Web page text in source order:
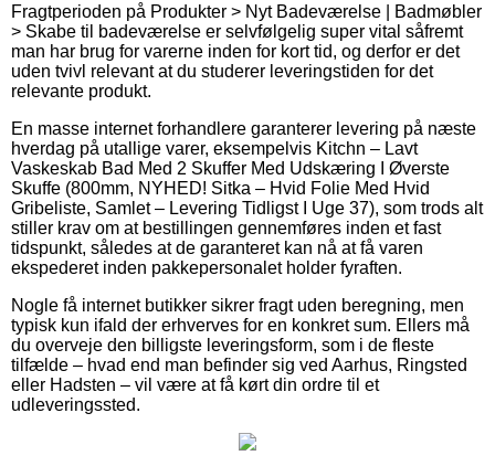
Fragtperioden på Produkter > Nyt Badeværelse | Badmøbler
> Skabe til badeværelse er selvfølgelig super vital såfremt
man har brug for varerne inden for kort tid, og derfor er det
uden tvivl relevant at du studerer leveringstiden for det
relevante produkt.
En masse internet forhandlere garanterer levering på næste
hverdag på utallige varer, eksempelvis Kitchn – Lavt
Vaskeskab Bad Med 2 Skuffer Med Udskæring I Øverste
Skuffe (800mm, NYHED! Sitka – Hvid Folie Med Hvid
Gribeliste, Samlet – Levering Tidligst I Uge 37), som trods alt
stiller krav om at bestillingen gennemføres inden et fast
tidspunkt, således at de garanteret kan nå at få varen
ekspederet inden pakkepersonalet holder fyraften.
Nogle få internet butikker sikrer fragt uden beregning, men
typisk kun ifald der erhverves for en konkret sum. Ellers må
du overveje den billigste leveringsform, som i de fleste
tilfælde – hvad end man befinder sig ved Aarhus, Ringsted
eller Hadsten – vil være at få kørt din ordre til et
udleveringssted.